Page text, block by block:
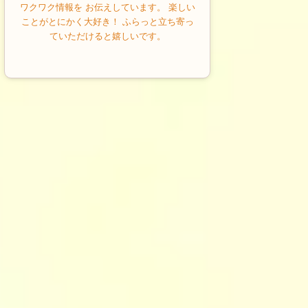
ワクワク情報を お伝えしています。 楽しい
ことがとにかく大好き！ ふらっと立ち寄っ
ていただけると嬉しいです。